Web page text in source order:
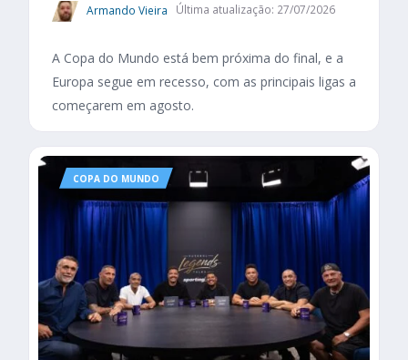
Armando Vieira Última atualização: 27/07/2026
A Copa do Mundo está bem próxima do final, e a
Europa segue em recesso, com as principais ligas a
começarem em agosto.
COPA DO MUNDO